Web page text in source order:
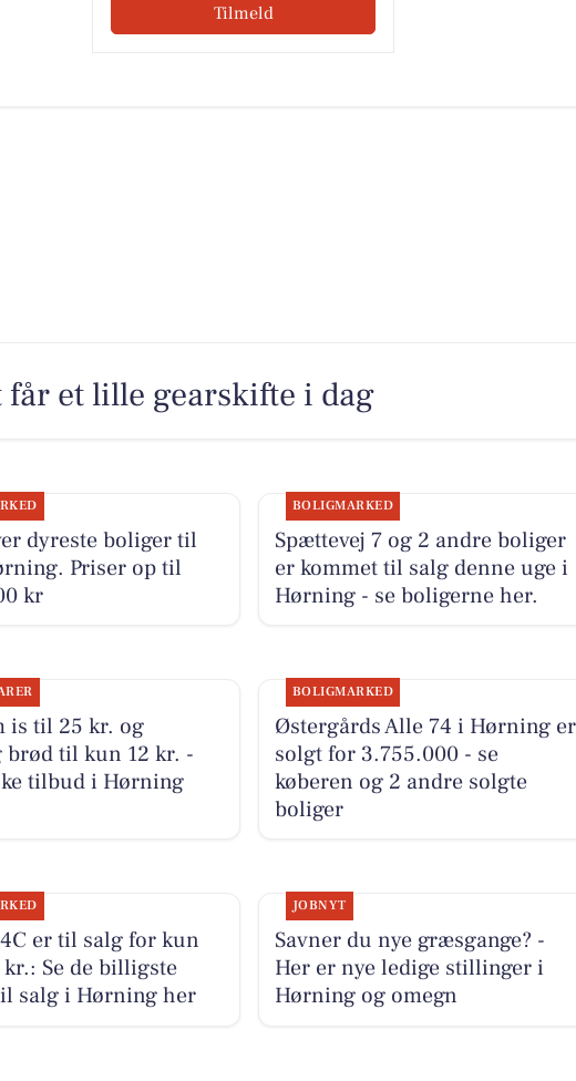
Tilmeld
får et lille gearskifte i dag
dyreste boliger til
Priser op til
kr
BOLIGMARKED
Spættevej 7 og 2 andre boliger
er kommet til salg denne uge i
Hørning - se boligerne her.
is til 25 kr. og
brød til kun 12 kr. -
tilbud i Hørning
BOLIGMARKED
Østergårds Alle 74 i Hørning er
solgt for 3.755.000 - se
køberen og 2 andre solgte
boliger
er til salg for kun
Se de billigste
salg i Hørning her
JOBNYT
Savner du nye græsgange? -
Her er nye ledige stillinger i
Hørning og omegn